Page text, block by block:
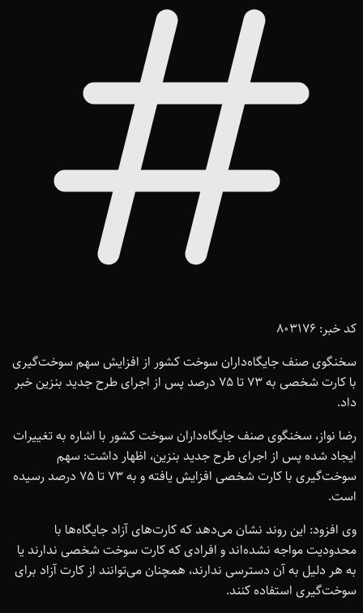
کد خبر: 803176
سخنگوی صنف جایگاه‌داران سوخت کشور از افزایش سهم سوخت‌گیری
با کارت شخصی به 73 تا 75 درصد پس از اجرای طرح جدید بنزین خبر
داد.
رضا نواز، سخنگوی صنف جایگاه‌داران سوخت کشور با اشاره به تغییرات
ایجاد شده پس از اجرای طرح جدید بنزین، اظهار داشت: سهم
سوخت‌گیری با کارت شخصی افزایش یافته و به 73 تا 75 درصد رسیده
است.
وی افزود: این روند نشان می‌دهد که کارت‌های آزاد جایگاه‌ها با
محدودیت مواجه نشده‌اند و افرادی که کارت سوخت شخصی ندارند یا
به هر دلیل به آن دسترسی ندارند، همچنان می‌توانند از کارت آزاد برای
سوخت‌گیری استفاده کنند.